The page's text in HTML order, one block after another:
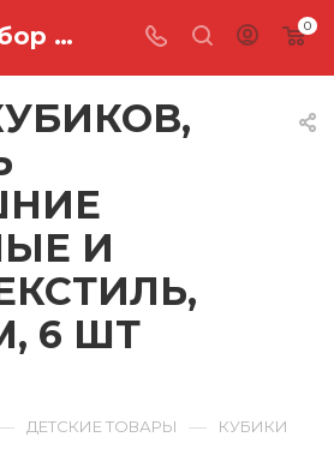
Купить набор кубиков, учитель «домашние животные и счет», текстиль, 7х7х7 см, 6 шт ИТМ-6 в Ростове-на-Дону 0
И
6 ШТ
ДЕТСКИЕ ТОВАРЫ — КУБИКИ